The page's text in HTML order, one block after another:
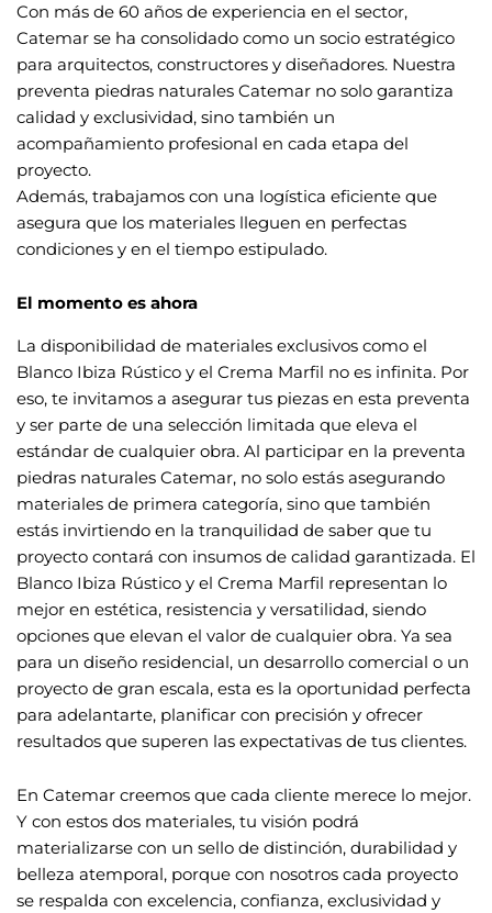
Con más de 60 años de experiencia en el sector,
Catemar se ha consolidado como un socio estratégico
para arquitectos, constructores y diseñadores. Nuestra
preventa piedras naturales Catemar no solo garantiza
calidad y exclusividad, sino también un
acompañamiento profesional en cada etapa del
proyecto.
Además, trabajamos con una logística eficiente que
asegura que los materiales lleguen en perfectas
condiciones y en el tiempo estipulado.
El momento es ahora
La disponibilidad de materiales exclusivos como el
Blanco Ibiza Rústico y el Crema Marfil no es infinita. Por
eso, te invitamos a asegurar tus piezas en esta preventa
y ser parte de una selección limitada que eleva el
estándar de cualquier obra. Al participar en la preventa
piedras naturales Catemar, no solo estás asegurando
materiales de primera categoría, sino que también
estás invirtiendo en la tranquilidad de saber que tu
proyecto contará con insumos de calidad garantizada. El
Blanco Ibiza Rústico y el Crema Marfil representan lo
mejor en estética, resistencia y versatilidad, siendo
opciones que elevan el valor de cualquier obra. Ya sea
para un diseño residencial, un desarrollo comercial o un
proyecto de gran escala, esta es la oportunidad perfecta
para adelantarte, planificar con precisión y ofrecer
resultados que superen las expectativas de tus clientes.
En Catemar creemos que cada cliente merece lo mejor.
Y con estos dos materiales, tu visión podrá
materializarse con un sello de distinción, durabilidad y
belleza atemporal, porque con nosotros cada proyecto
se respalda con excelencia, confianza, exclusividad y